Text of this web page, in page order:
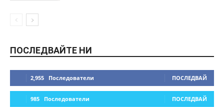
ПОСЛЕДВАЙТЕ НИ
2,955 Последователи ПОСЛЕДВАЙ
985 Последователи ПОСЛЕДВАЙ